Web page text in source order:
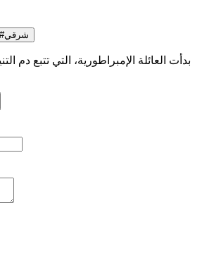
#شرقي
بدأت العائلة الإمبراطورية، التي تتبع دم